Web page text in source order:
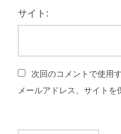
サイト:
次回のコメントで使用
メールアドレス、サイトを